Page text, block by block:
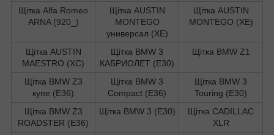
Щітка Alfa Romeo
ARNA (920_)
Щітка AUSTIN
MONTEGO
универсал (XE)
Щітка AUSTIN
MONTEGO (XE)
Щітка AUSTIN
MAESTRO (XC)
Щітка BMW 3
КАБРИОЛЕТ (E30)
Щітка BMW Z1
Щітка BMW Z3
купе (E36)
Щітка BMW 3
Compact (E36)
Щітка BMW 3
Touring (E30)
Щітка BMW Z3
ROADSTER (E36)
Щітка BMW 3 (E30)
Щітка CADILLAC
XLR